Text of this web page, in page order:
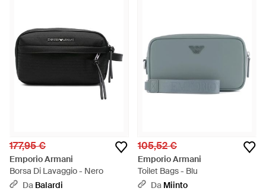
177,95 €
Emporio Armani
Borsa Di Lavaggio - Nero
Da Balardi
105,52 €
Emporio Armani
Toilet Bags - Blu
Da Miinto